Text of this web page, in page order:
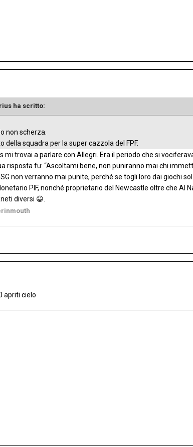
ha scritto:
non scherza.
della squadra per la super cazzola del FPF.
mi trovai a parlare con Allegri. Era il periodo che si
risposta fu: “Ascoltami bene, non puniranno mai chi
non verranno mai punite, perché se togli loro dai giochi
PIF, nonché proprietario del Newcastle oltre che Al
diversi 😀
apriti cielo